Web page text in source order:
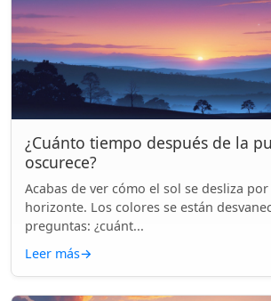
¿Cuánto tiempo después de la
oscurece?
Acabas de ver cómo el sol se desliza
horizonte. Los colores se están
preguntas: ¿cuánt...
Leer más→